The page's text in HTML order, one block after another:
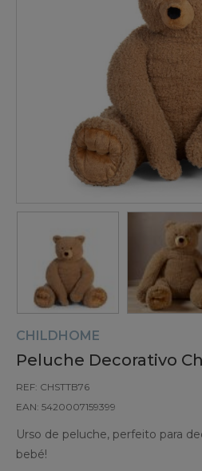
CHILDHOME
Peluche Decorativo
REF: CHSTTB76
EAN: 5420007159399
Urso de peluche, perfeito para
bebé!